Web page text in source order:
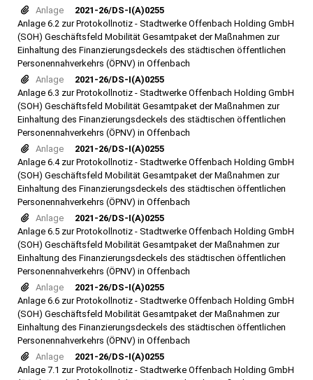
Anlage
2021-26/DS-I(A)0255
Anlage 6.2 zur Protokollnotiz - Stadtwerke Offenbach Holding GmbH
(SOH) Geschäftsfeld Mobilität Gesamtpaket der Maßnahmen zur
Einhaltung des Finanzierungsdeckels des städtischen öffentlichen
Personennahverkehrs (ÖPNV) in Offenbach
Anlage
2021-26/DS-I(A)0255
Anlage 6.3 zur Protokollnotiz - Stadtwerke Offenbach Holding GmbH
(SOH) Geschäftsfeld Mobilität Gesamtpaket der Maßnahmen zur
Einhaltung des Finanzierungsdeckels des städtischen öffentlichen
Personennahverkehrs (ÖPNV) in Offenbach
Anlage
2021-26/DS-I(A)0255
Anlage 6.4 zur Protokollnotiz - Stadtwerke Offenbach Holding GmbH
(SOH) Geschäftsfeld Mobilität Gesamtpaket der Maßnahmen zur
Einhaltung des Finanzierungsdeckels des städtischen öffentlichen
Personennahverkehrs (ÖPNV) in Offenbach
Anlage
2021-26/DS-I(A)0255
Anlage 6.5 zur Protokollnotiz - Stadtwerke Offenbach Holding GmbH
(SOH) Geschäftsfeld Mobilität Gesamtpaket der Maßnahmen zur
Einhaltung des Finanzierungsdeckels des städtischen öffentlichen
Personennahverkehrs (ÖPNV) in Offenbach
Anlage
2021-26/DS-I(A)0255
Anlage 6.6 zur Protokollnotiz - Stadtwerke Offenbach Holding GmbH
(SOH) Geschäftsfeld Mobilität Gesamtpaket der Maßnahmen zur
Einhaltung des Finanzierungsdeckels des städtischen öffentlichen
Personennahverkehrs (ÖPNV) in Offenbach
Anlage
2021-26/DS-I(A)0255
Anlage 7.1 zur Protokollnotiz - Stadtwerke Offenbach Holding GmbH